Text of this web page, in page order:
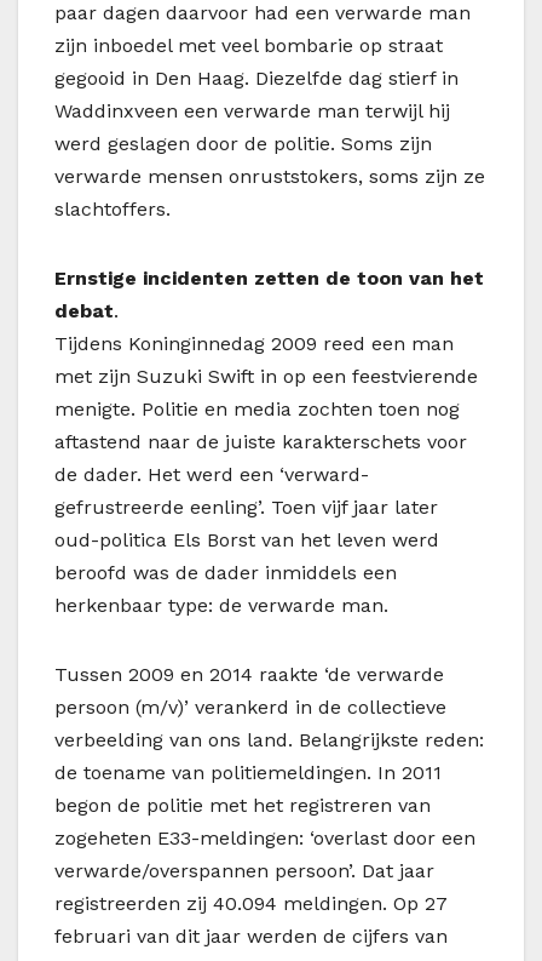
paar dagen daarvoor had een verwarde man
zijn inboedel met veel bombarie op straat
gegooid in Den Haag. Diezelfde dag stierf in
Waddinxveen een verwarde man terwijl hij
werd geslagen door de politie. Soms zijn
verwarde mensen onruststokers, soms zijn ze
slachtoffers.
Ernstige incidenten zetten de toon van het
debat.
Tijdens Koninginnedag 2009 reed een man
met zijn Suzuki Swift in op een feestvierende
menigte. Politie en media zochten toen nog
aftastend naar de juiste karakterschets voor
de dader. Het werd een ‘verward-
gefrustreerde eenling’. Toen vijf jaar later
oud-politica Els Borst van het leven werd
beroofd was de dader inmiddels een
herkenbaar type: de verwarde man.
Tussen 2009 en 2014 raakte ‘de verwarde
persoon (m/v)’ verankerd in de collectieve
verbeelding van ons land. Belangrijkste reden:
de toename van politiemeldingen. In 2011
begon de politie met het registreren van
zogeheten E33-meldingen: ‘overlast door een
verwarde/overspannen persoon’. Dat jaar
registreerden zij 40.094 meldingen. Op 27
februari van dit jaar werden de cijfers van